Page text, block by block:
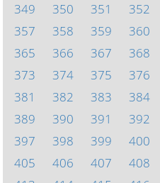
349
350 351 352
357
358 359 360
365
366 367 368
373
374 375 376
381
382 383 384
389
390 391 392
397
398 399 400
405
406 407 408